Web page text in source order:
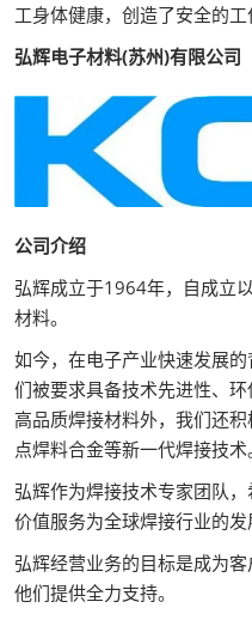
工身体健康，创造了安全的工
弘辉电子材料(苏州)有限公司
公司介绍
弘辉成立于1964年，自成立
材料。
如今，在电子产业快速发展
们被要求具备技术先进性、
高品质焊接材料外，我们还
点焊料合金等新一代焊接技术。
弘辉作为焊接技术专家团队
价值服务为全球焊接行业的发
弘辉经营业务的目标是成为
他们提供全力支持。